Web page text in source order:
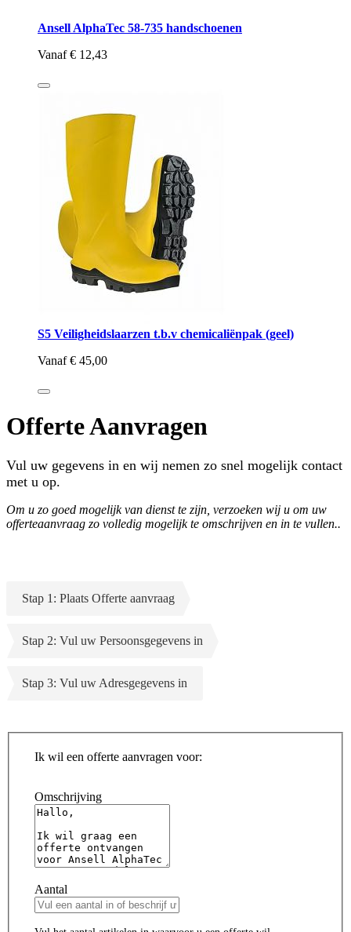
Ansell AlphaTec 58-735 handschoenen
Vanaf € 12,43
S5 Veiligheidslaarzen t.b.v chemicaliënpak (geel)
Vanaf € 45,00
Offerte Aanvragen
Vul uw gegevens in en wij nemen zo snel mogelijk contact
met u op.
Om u zo goed mogelijk van dienst te zijn, verzoeken wij u om uw
offerteaanvraag zo volledig mogelijk te omschrijven en in te vullen..
Stap 1: Plaats Offerte aanvraag
Stap 2: Vul uw Persoonsgegevens in
Stap 3: Vul uw Adresgegevens in
Ik wil een offerte aanvragen voor:
Omschrijving
Aantal